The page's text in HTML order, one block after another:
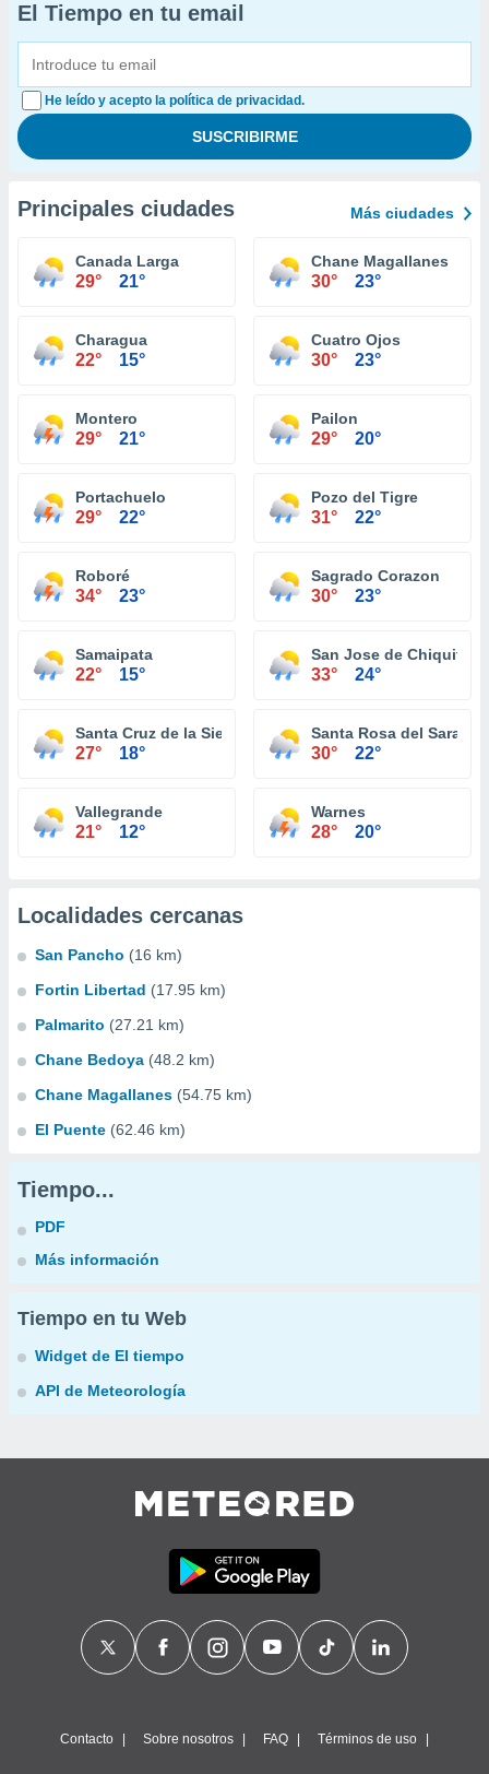
El Tiempo en tu email
He leído y acepto la política de privacidad.
Principales ciudades Más ciudades
Canada Larga
29° 21°
Chane Magallanes
30° 23°
Charagua
22° 15°
Cuatro Ojos
30° 23°
Montero
29° 21°
Pailon
29° 20°
Portachuelo
29° 22°
Pozo del Tigre
31° 22°
Roboré
34° 23°
Sagrado Corazon
30° 23°
Samaipata
22° 15°
San Jose de Chiquitos
33° 24°
Santa Cruz de la Sierra
27° 18°
Santa Rosa del Sara
30° 22°
Vallegrande
21° 12°
Warnes
28° 20°
Localidades cercanas
San Pancho (16 km)
Fortin Libertad (17.95 km)
Palmarito (27.21 km)
Chane Bedoya (48.2 km)
Chane Magallanes (54.75 km)
El Puente (62.46 km)
Tiempo...
PDF
Más información
Tiempo en tu Web
Widget de El tiempo
API de Meteorología
Contacto Sobre nosotros FAQ Términos de uso